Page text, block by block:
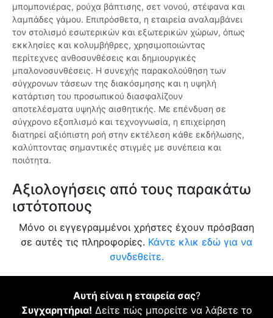
μπομπονιέρας, ρούχα βάπτισης, σετ νονού, στέφανα και
λαμπάδες γάμου. Επιπρόσθετα, η εταιρεία αναλαμβάνει
τον στολισμό εσωτερικών και εξωτερικών χώρων, όπως
εκκλησίες και κολυμβήθρες, χρησιμοποιώντας
περίτεχνες ανθοσυνθέσεις και δημιουργικές
μπαλονοσυνθέσεις. Η συνεχής παρακολούθηση των
σύγχρονων τάσεων της διακόσμησης και η υψηλή
κατάρτιση του προσωπικού διασφαλίζουν
αποτελέσματα υψηλής αισθητικής. Με επένδυση σε
σύγχρονο εξοπλισμό και τεχνογνωσία, η επιχείρηση
διατηρεί αξιόπιστη ροή στην εκτέλεση κάθε εκδήλωσης,
καλύπτοντας σημαντικές στιγμές με συνέπεια και
ποιότητα.
Αξιολογήσεις από τους παρακάτω
ιστότοπους
Μόνο οι εγγεγραμμένοι χρήστες έχουν πρόσβαση
σε αυτές τις πληροφορίες. Κάντε κλικ εδώ για να
συνδεθείτε.
Αυτή είναι η εταιρεία σας?
Συγχαρητήρια! Δείτε πώς μπορείτε να λάβετε το